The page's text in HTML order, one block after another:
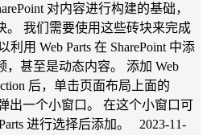
对内容进行构建的基础，
。 我们需要使用这些砖块来完成
用 Web Parts 在 SharePoint 中添
甚至是动态内容。 添加 Web
后，单击页面布局上面的
出一个小窗口。 在这个小窗口可
进行选择后添加。 2023-11-